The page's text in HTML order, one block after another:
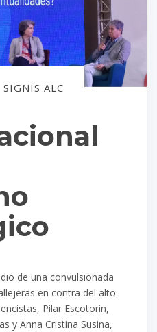
SIGNIS ALC
de una convulsionada
en contra del alto
Pilar Escotorin,
y Anna Cristina Susina,